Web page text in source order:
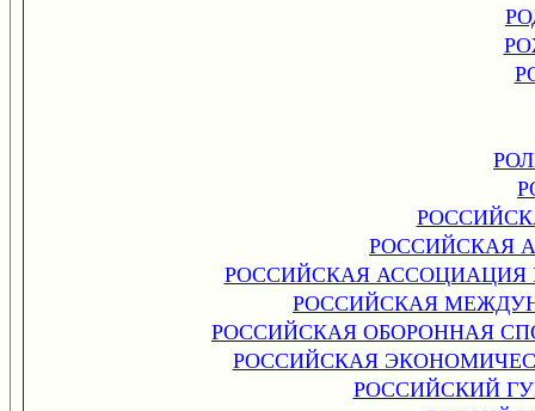
РОССИЙСКАЯ
РОССИЙСКАЯ
РОССИЙСКАЯ
РОССИЙСКАЯ ОБОРОННАЯ
РОССИЙСКАЯ
РОССИЙСКИЙ